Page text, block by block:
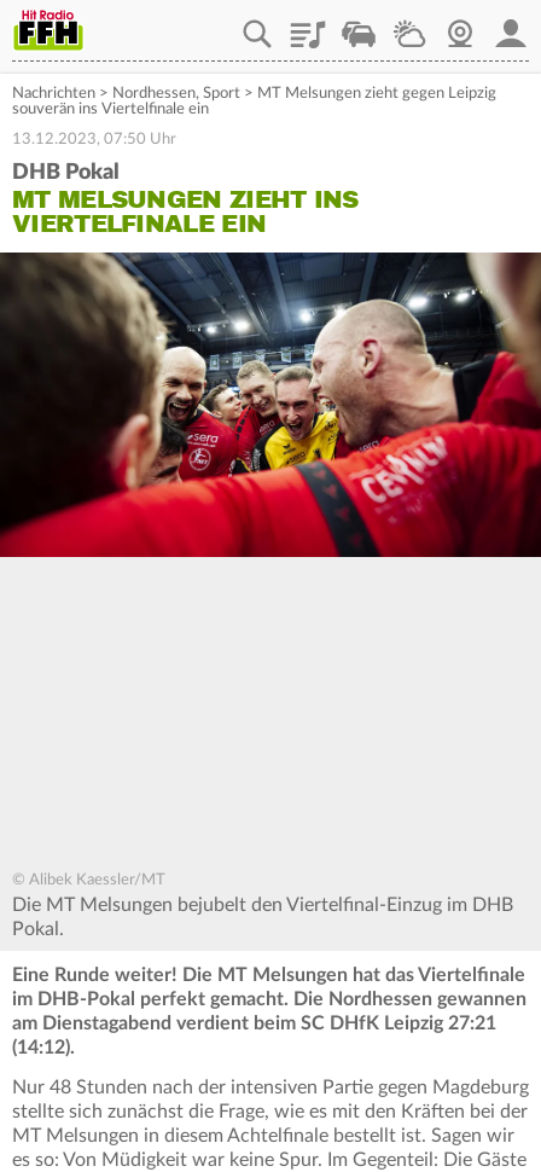
PlaylistStaupilotWetterWebcam
Nachrichten > Nordhessen, Sport > MT Melsungen zieht gegen Leipzig
souverän ins Viertelfinale ein
13.12.2023, 07:50 Uhr
DHB Pokal
MT MELSUNGEN ZIEHT INS
VIERTELFINALE EIN
© Alibek Kaessler/MT
Die MT Melsungen bejubelt den Viertelfinal-Einzug im DHB
Pokal.
Eine Runde weiter! Die MT Melsungen hat das Viertelfinale
im DHB-Pokal perfekt gemacht. Die Nordhessen gewannen
am Dienstagabend verdient beim SC DHfK Leipzig 27:21
(14:12).
Nur 48 Stunden nach der intensiven Partie gegen Magdeburg
stellte sich zunächst die Frage, wie es mit den Kräften bei der
MT Melsungen in diesem Achtelfinale bestellt ist. Sagen wir
es so: Von Müdigkeit war keine Spur. Im Gegenteil: Die Gäste